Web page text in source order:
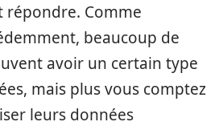
répondre. Comme
beaucoup de
avoir un certain type
mais plus vous comptez
leurs données